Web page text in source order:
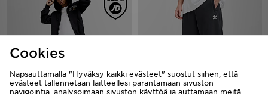
Cookies
Napsauttamalla "Hyväksy kaikki evästeet" suostut siihen, että
evästeet tallennetaan laitteellesi parantamaan sivuston
navigointia, analysoimaan sivuston käyttöä ja auttamaan meitä